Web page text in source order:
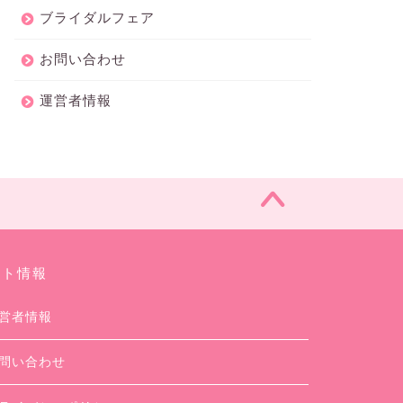
ブライダルフェア
お問い合わせ
運営者情報
情報
者情報
い合わせ